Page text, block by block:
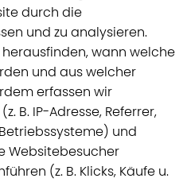
durch die
und zu analysieren.
herausfinden, wann welche
und aus welcher
erfassen wir
B. IP-Adresse, Referrer,
und
Websitebesucher
(z. B. Klicks, Käufe u.